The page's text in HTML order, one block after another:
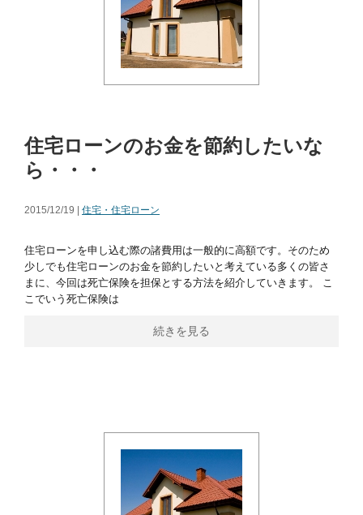
住宅ローンのお金を節約したいな
ら・・・
2015/12/19 | 住宅・住宅ローン
住宅ローンを申し込む際の諸費用は一般的に高額です。そのため
少しでも住宅ローンのお金を節約したいと考えている多くの皆さ
まに、今回は死亡保険を担保とする方法を紹介していきます。 こ
こでいう死亡保険は
続きを見る